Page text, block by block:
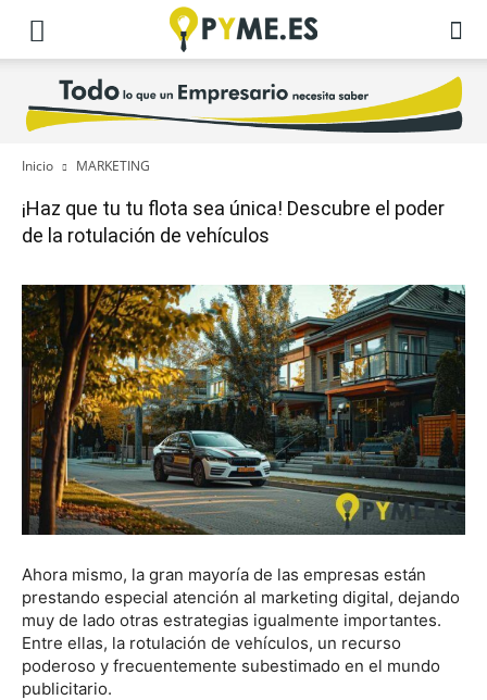
Inicio MARKETING
¡Haz que tu tu flota sea única! Descubre el poder
de la rotulación de vehículos
Ahora mismo, la gran mayoría de las empresas están
prestando especial atención al marketing digital, dejando
muy de lado otras estrategias igualmente importantes.
Entre ellas, la rotulación de vehículos, un recurso
poderoso y frecuentemente subestimado en el mundo
publicitario.